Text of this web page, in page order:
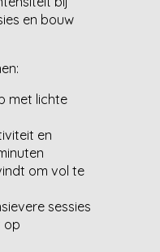
en bouw
met lichte
en
om vol te
sessies
op